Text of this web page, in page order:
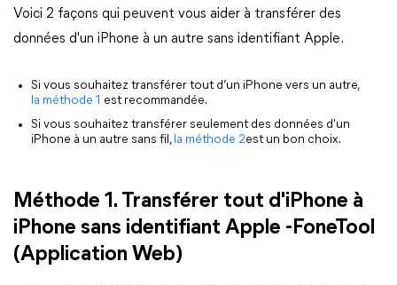
Voici 2 façons qui peuvent vous aider à transférer des
données d'un iPhone à un autre sans identifiant Apple.
Si vous souhaitez transférer tout d’un iPhone vers un autre,
la méthode 1 est recommandée.
Si vous souhaitez transférer seulement des données d'un
iPhone à un autre sans fil, la méthode 2est un bon choix.
Méthode 1. Transférer tout d'iPhone à
iPhone sans identifiant Apple -FoneTool
(Application Web)